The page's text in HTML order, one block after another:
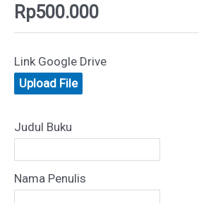
Rp500.000
Link Google Drive
Upload File
Judul Buku
Nama Penulis